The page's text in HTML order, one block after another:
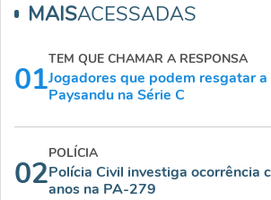
MAISACESSADAS
01
TEM QUE CHAMAR A RESPONSA
Jogadores que podem resgatar
Paysandu na Série C
02
POLÍCIA
Polícia Civil investiga ocorrência
anos na PA-279